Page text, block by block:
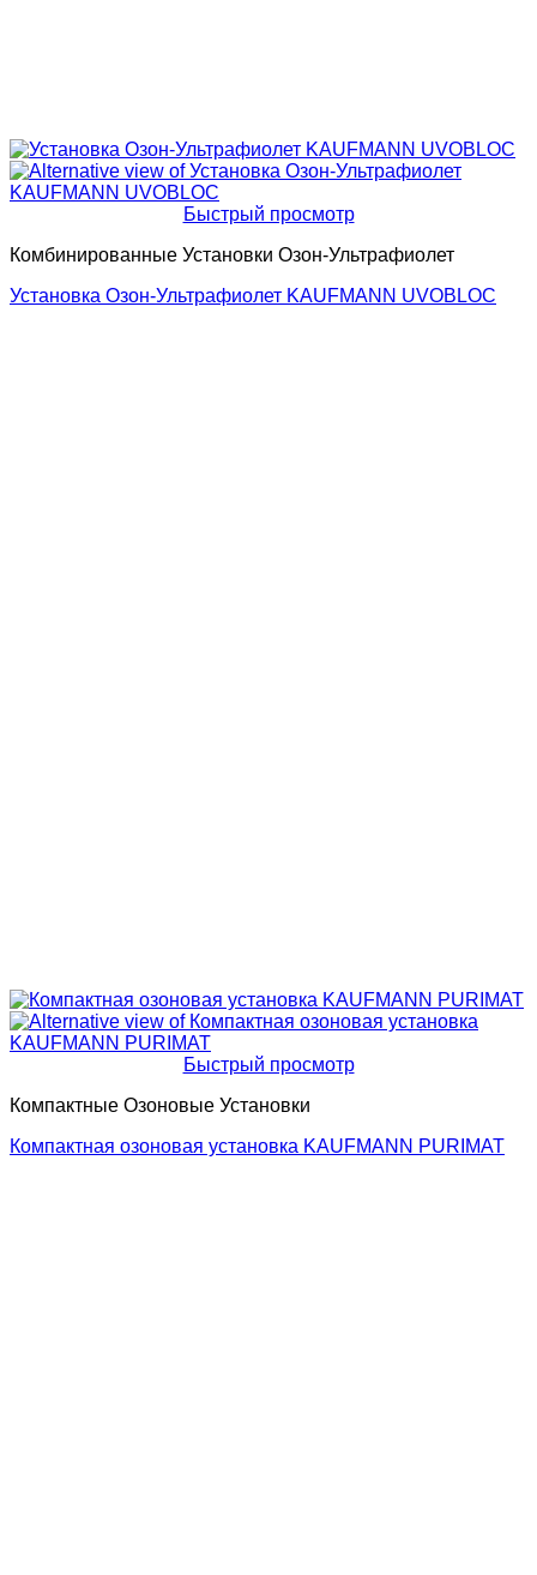
Быстрый просмотр
Комбинированные Установки Озон-Ультрафиолет
Установка Озон-Ультрафиолет KAUFMANN UVOBLOC
Быстрый просмотр
Компактные Озоновые Установки
Компактная озоновая установка KAUFMANN PURIMAT